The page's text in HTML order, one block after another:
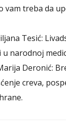
vam treba da
Tesić:
narodnoj
Deronić:
creva,